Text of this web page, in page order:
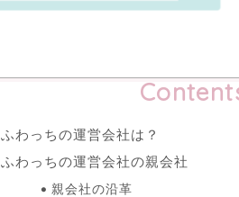
ふわっちの運営会社は？
ふわっちの運営会社の親会社
親会社の沿革